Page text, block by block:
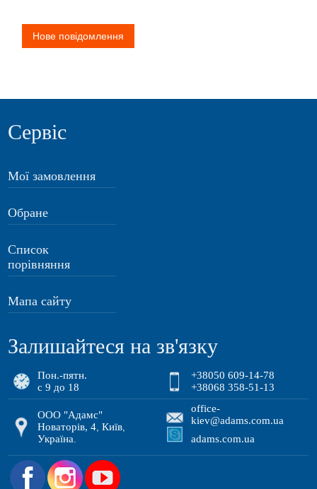
Нове повідомлення
Сервіс
Мої замовлення
Обране
Список
порівняння
Мапа сайту
Залишайтеся на зв'язку
Пон.-пятн.
с 9 до 18
+38050 609-14-78
+38068 358-51-13
ООО "Адамс"
Новаторів, 4 ,Київ
Україна
office-
kiev@adams.com.ua
adams.com.ua
.